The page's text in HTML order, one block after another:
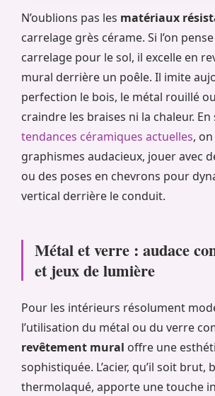
N’oublions pas les matériaux
carrelage grès cérame. Si l’on
carrelage pour le sol, il excelle en
mural derrière un poêle. Il imite
perfection le bois, le métal rouillé
craindre les braises ni la chaleur. En
tendances céramiques actuelles,
graphismes audacieux, jouer avec
ou des poses en chevrons pour
vertical derrière le conduit.
Métal et verre : audace
et jeux de lumière
Pour les intérieurs résolument
l’utilisation du métal ou du verre
revêtement mural offre une
sophistiquée. L’acier, qu’il soit brut,
thermolaqué, apporte une touche